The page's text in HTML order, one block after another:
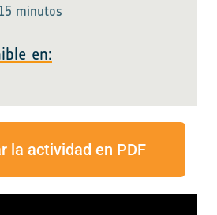
minutos
en:
la actividad en PDF